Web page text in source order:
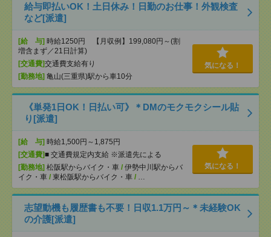
給与即払いOK！土日休み！日勤のお仕事！外観検査
など[派遣]
[給 与] 時給1250円 【月収例】199,080円～(割
増含まず／21日計算)
[交通費]交通費支給有り
[勤務地] 亀山(三重県)駅から車10分
気になる！
《単発1日OK！日払い可》＊DMのモクモクシール貼
り[派遣]
[給 与] 時給1,500円～1,875円
[交通費]■ 交通費規定内支給 ※派遣先による
[勤務地] 松阪駅からバイク・車 / 伊勢中川駅からバ
イク・車 / 東松阪駅からバイク・車 / …
気になる！
志望動機も履歴書も不要！日収1.1万円～＊未経験OK
の介護[派遣]